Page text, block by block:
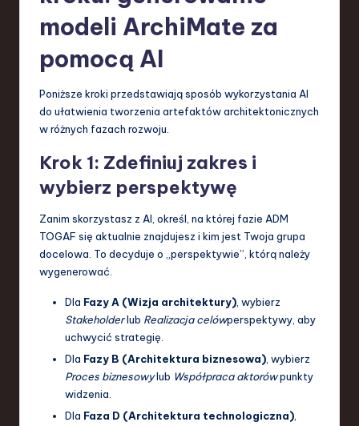
modeli ArchiMate za
pomocą AI
Poniższe kroki przedstawiają sposób wykorzystania AI
do ułatwienia tworzenia artefaktów architektonicznych
w różnych fazach rozwoju.
Krok 1: Zdefiniuj zakres i
wybierz perspektywę
Zanim skorzystasz z AI, określ, na której fazie ADM
TOGAF się aktualnie znajdujesz i kim jest Twoja grupa
docelowa. To decyduje o „perspektywie”, którą należy
wygenerować.
Dla Fazy A (Wizja architektury) , wybierz
Stakeholderlub Realizacja celówperspektywy, aby
uchwycić strategię.
Dla Fazy B (Architektura biznesowa), wybierz
Proces biznesowylub Współpraca aktorówpunkty
widzenia.
Dla Faza D (Architektura technologiczna),